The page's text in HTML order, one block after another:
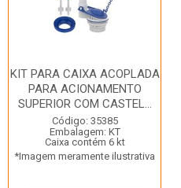
KIT PARA CAIXA ACOPLADA
PARA ACIONAMENTO
SUPERIOR COM CASTEL...
Código: 35385
Embalagem: KT
Caixa contém 6 kt
*Imagem meramente ilustrativa